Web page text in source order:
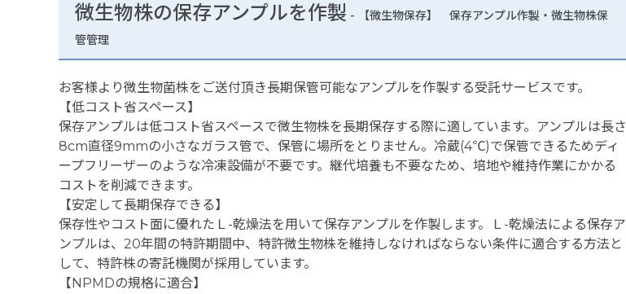
微生物株の保存アンプルを作製 - 【微生物保存】 保存アンプル作製・微生物株保
管管理
お客様より微生物菌株をご送付頂き長期保管可能なアンプルを作製する受託サービスです。
【低コスト省スペース】
保存アンプルは低コスト省スペースで微生物株を長期保存する際に適しています。アンプルは長さ
8cm直径9mmの小さなガラス管で、保管に場所をとりません。冷蔵(4℃)で保管できるためディ
ープフリーザーのような冷凍設備が不要です。継代培養も不要なため、培地や維持作業にかかる
コストを削減できます。
【安定して長期保存できる】
保存性やコスト面に優れたＬ-乾燥法を用いて保存アンプルを作製します。Ｌ-乾燥法による保存ア
ンプルは、20年間の特許期間中、特許微生物株を維持しなければならない条件に適合する方法と
して、特許株の寄託機関が採用しています。
【NPMDの規格に適合】